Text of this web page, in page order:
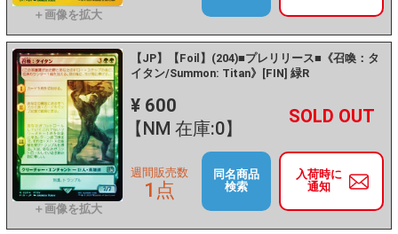
【JP】【Foil】(204)■プレリリース■《召喚：タ
イタン/Summon: Titan》[FIN] 緑R
¥ 600
【NM 在庫:0】
－ +
入荷時に
通知
週間販売数
1点
同名商品
検索